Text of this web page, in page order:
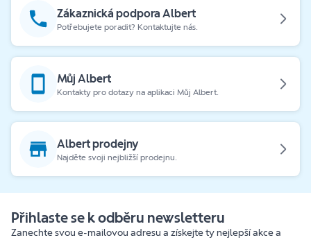
Zákaznická podpora Albert
Potřebujete poradit? Kontaktujte nás.
Můj Albert
Kontakty pro dotazy na aplikaci Můj Albert.
Albert prodejny
Najděte svoji nejbližší prodejnu.
Přihlaste se k odběru newsletteru
Zanechte svou e-mailovou adresu a získejte ty nejlepší akce a